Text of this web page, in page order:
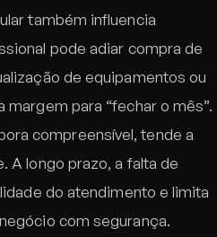
também influencia
pode adiar compra de
de equipamentos ou
para “fechar o mês”.
compreensível, tende a
A longo prazo, a falta de
do atendimento e limita
com segurança.